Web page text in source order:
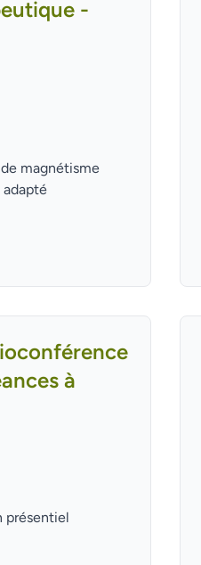
-
magnétisme
à
présentiel